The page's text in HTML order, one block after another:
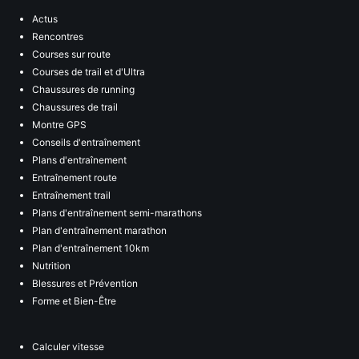
Actus
Rencontres
Courses sur route
Courses de trail et d'Ultra
Chaussures de running
Chaussures de trail
Montre GPS
Conseils d'entraînement
Plans d'entraînement
Entraînement route
Entraînement trail
Plans d'entraînement semi-marathons
Plan d'entraînement marathon
Plan d'entraînement 10km
Nutrition
Blessures et Prévention
Forme et Bien-Être
Calculer vitesse